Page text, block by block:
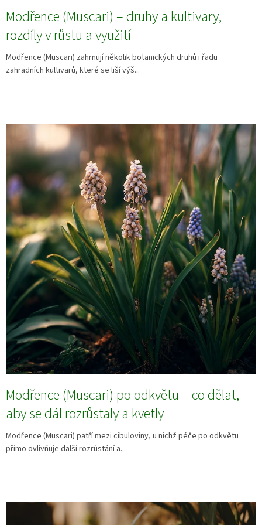
Modřence (Muscari) – druhy a kultivary,
rozdíly v růstu a využití
Modřence (Muscari) zahrnují několik botanických druhů i řadu
zahradních kultivarů, které se liší výš...
Modřence (Muscari) po odkvětu – co dělat,
aby se dál rozrůstaly a kvetly
Modřence (Muscari) patří mezi cibuloviny, u nichž péče po odkvětu
přímo ovlivňuje další rozrůstání a...